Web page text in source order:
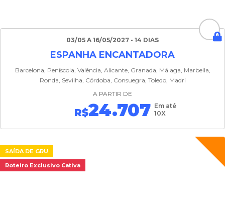
03/05 A 16/05/2027 - 14 DIAS
ESPANHA ENCANTADORA
Barcelona, Peníscola, Valência, Alicante, Granada, Málaga, Marbella,
Ronda, Sevilha, Córdoba, Consuegra, Toledo, Madri
A PARTIR DE
R$24.707 Em até
10X
SAÍDA DE GRU
Roteiro Exclusivo Cativa